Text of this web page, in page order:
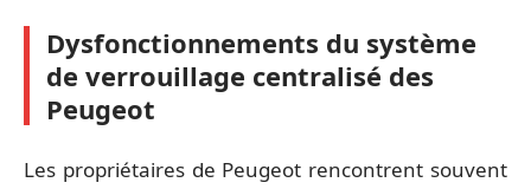
Dysfonctionnements du système
de verrouillage centralisé des
Peugeot
Les propriétaires de Peugeot rencontrent souvent